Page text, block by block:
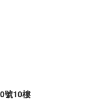
號10樓